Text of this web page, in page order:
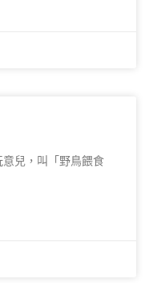
兒，叫「野鳥餵食